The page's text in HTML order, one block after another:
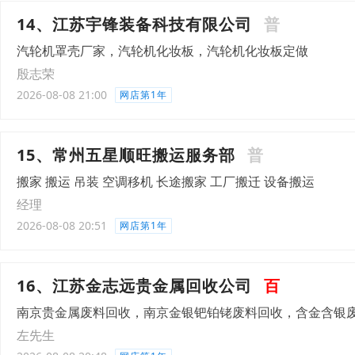
14、江苏宇锋装备科技有限公司 普
汽轮机罩壳厂家，汽轮机化妆板，汽轮机化妆板定做
殷志荣
2026-08-08 21:00 网店第1年
15、常州五星顺旺搬运服务部 普
搬家 搬运 吊装 空调移机 长途搬家 工厂搬迁 设备搬运
经理
2026-08-08 20:51 网店第1年
16、江苏金志远贵金属回收公司 百
南京贵金属废料回收，南京金银钯铂铑废料回收，含金含银
左先生